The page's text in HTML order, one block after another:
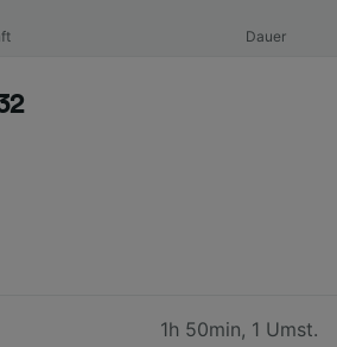
Dauer
1h 50min, 1 Umst.